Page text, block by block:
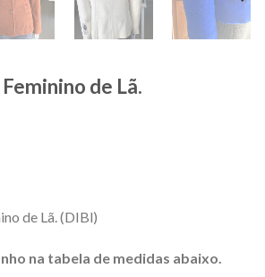
de Lã.
de Lã. (DIBl)
na tabela de medidas abaixo.